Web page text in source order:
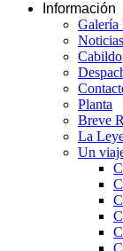
Información
Galería
Noticias
Cabildo
Planta
Breve
La
Un